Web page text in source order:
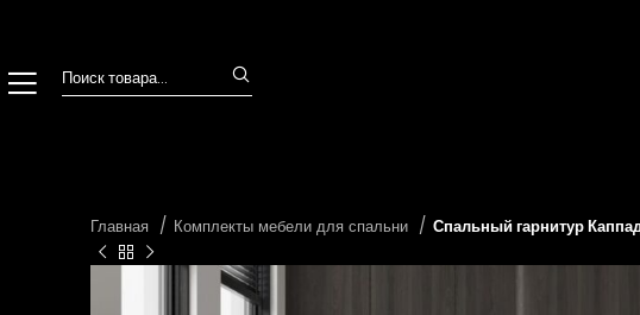
Главная Комплекты мебели для спальни Спальный гарнитур